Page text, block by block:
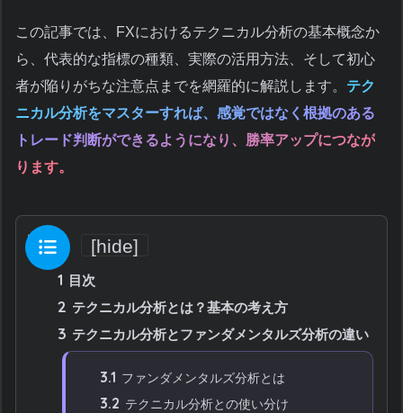
この記事では、FXにおけるテクニカル分析の基本概念か
ら、代表的な指標の種類、実際の活用方法、そして初心
者が陥りがちな注意点までを網羅的に解説します。 テク
ニカル分析をマスターすれば、感覚ではなく根拠のある
トレード判断ができるようになり、勝率アップにつなが
ります。
目次 [hide]
1 目次
2 テクニカル分析とは？基本の考え方
3 テクニカル分析とファンダメンタルズ分析の違い
3.1 ファンダメンタルズ分析とは
3.2 テクニカル分析との使い分け